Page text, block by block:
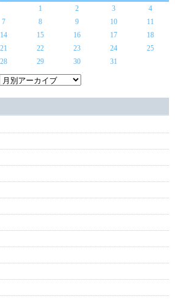
1
2 3
4
7 8 9 10
11
14 15 16 17
18
21 22 23 24
25
28 29 30 31